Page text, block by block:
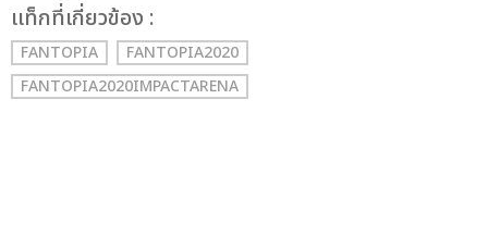
เเท็กที่เกี่ยวข้อง :
FANTOPIA
FANTOPIA2020
FANTOPIA2020IMPACTARENA